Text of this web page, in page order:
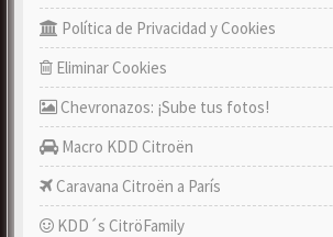
Política de Privacidad y Cookies
Eliminar Cookies
Chevronazos: ¡Sube tus fotos!
Macro KDD Citroën
Caravana Citroën a París
KDD´s CitröFamily